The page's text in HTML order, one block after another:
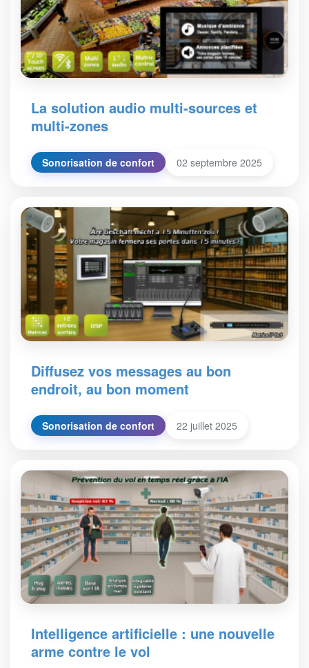
La solution audio multi-sources et
multi-zones
Sonorisation de confort 02 septembre 2025
Diffusez vos messages au bon
endroit, au bon moment
Sonorisation de confort 22 juillet 2025
Intelligence artificielle : une nouvelle
arme contre le vol